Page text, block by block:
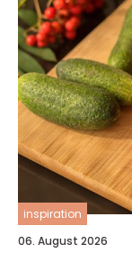
inspiration
06. August 2026